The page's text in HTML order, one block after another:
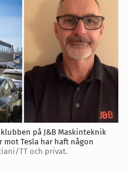
på J&B Maskinteknik
Tesla har haft någon
TT och privat.